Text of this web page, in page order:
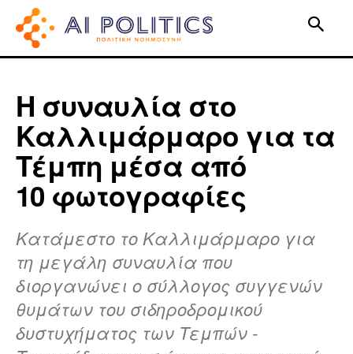
Η συναυλία στο
Καλλιμάρμαρο για τα
Tέμπη μέσα από
10 φωτογραφίες
Κατάμεστο το Καλλιμάρμαρο για
τη μεγάλη συναυλία που
διοργανώνει ο σύλλογος συγγενών
θυμάτων του σιδηροδρομικού
δυστυχήματος των Τεμπών -